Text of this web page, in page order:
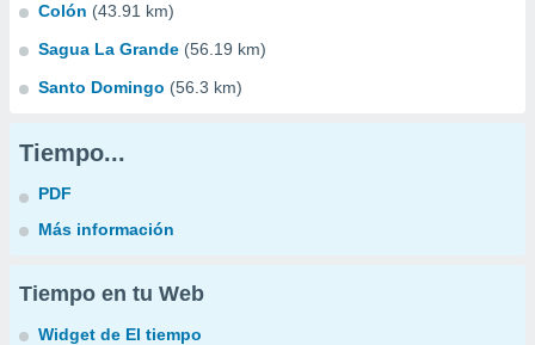
Colón (43.91 km)
Sagua La Grande (56.19 km)
Santo Domingo (56.3 km)
Tiempo...
PDF
Más información
Tiempo en tu Web
Widget de El tiempo